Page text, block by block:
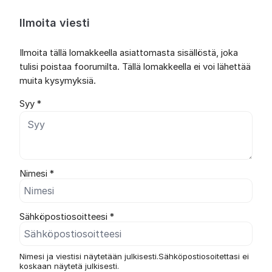
Ilmoita viesti
Ilmoita tällä lomakkeella asiattomasta sisällöstä, joka
tulisi poistaa foorumilta. Tällä lomakkeella ei voi lähettää
muita kysymyksiä.
Syy *
Nimesi *
Sähköpostiosoitteesi *
Nimesi ja viestisi näytetään julkisesti.Sähköpostiosoitettasi ei
koskaan näytetä julkisesti.